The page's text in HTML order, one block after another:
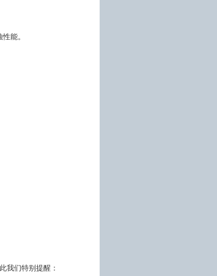
能。
我们特别提醒：